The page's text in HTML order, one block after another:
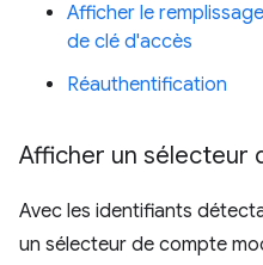
Afficher le
de clé d'accès
Réauthentification
Afficher un sélecteur
Avec les identifiants
un sélecteur de compte